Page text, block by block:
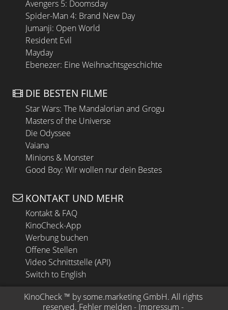
Avengers 5: Doomsday
Spider-Man 4: Brand New Day
Jumanji: Open World
Resident Evil
Mayday
Ebenezer: Eine Weihnachtsgeschichte
DIE BESTEN FILME
Star Wars: The Mandalorian and Grogu
Masters of the Universe
Die Odyssee
Vaiana
Minions & Monster
Good Boy: Wir wollen nur dein Bestes
KONTAKT UND MEHR
Kontakt & FAQ
KinoCheck-App
Werbung buchen
Offene Stellen
Video Schnittstelle (API)
Switch to English
KinoCheck ™ by some.marketing GmbH. All rights
reserved. Fehler melden - Impressum -